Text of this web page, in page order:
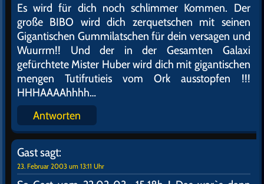
Es wird für dich noch schlimmer Kommen. Der
große BIBO wird dich zerquetschen mit seinen
Gigantischen Gummilatschen für dein versagen und
Wuurrm!! Und der in der Gesamten Galaxi
gefürchtete Mister Huber wird dich mit gigantischen
mengen Tutifrutieis vom Ork ausstopfen !!!
HHHAAAAhhhh…
Antworten
Gastsagt:
23. Februar 2003 um 13:11 Uhr